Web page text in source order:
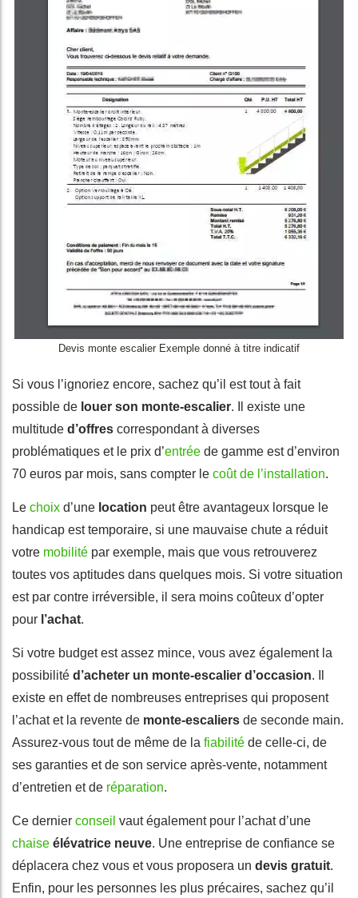
Devis monte escalier Exemple donné à titre indicatif
Si vous l’ignoriez encore, sachez qu’il est tout à fait
possible de louer son monte-escalier. Il existe une
multitude d’offres correspondant à diverses
problématiques et le prix d’entrée de gamme est d’environ
70 euros par mois, sans compter le coût de l’installation.
Le choix d’une location peut être avantageux lorsque le
handicap est temporaire, si une mauvaise chute a réduit
votre mobilité par exemple, mais que vous retrouverez
toutes vos aptitudes dans quelques mois. Si votre situation
est par contre irréversible, il sera moins coûteux d’opter
pour l’achat.
Si votre budget est assez mince, vous avez également la
possibilité d’acheter un monte-escalier d’occasion. Il
existe en effet de nombreuses entreprises qui proposent
l’achat et la revente de monte-escaliers de seconde main.
Assurez-vous tout de même de la fiabilité de celle-ci, de
ses garanties et de son service après-vente, notamment
d’entretien et de réparation.
Ce dernier conseil vaut également pour l’achat d’une
chaise élévatrice neuve. Une entreprise de confiance se
déplacera chez vous et vous proposera un devis gratuit.
Enfin, pour les personnes les plus précaires, sachez qu’il